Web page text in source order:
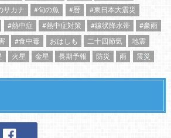
サカナ #旬の魚 #暦
#東日本大震災
#熱中症 #熱中症対策 #線状降水帯
#豪雨
#食中毒 おはしも 二十四節気
地震
火星 金星 長期予報 防災 雨 震災